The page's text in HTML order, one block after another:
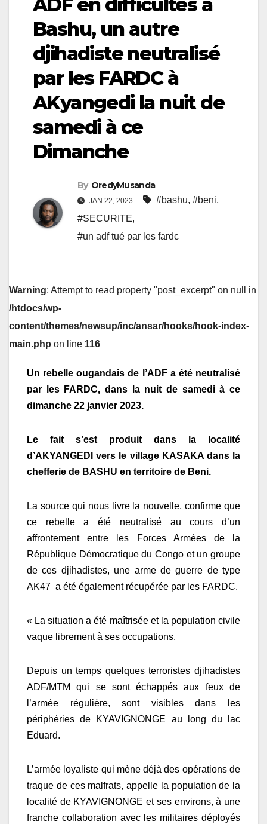
Bashu, un autre
djihadiste neutralisé
par les FARDC à
AKyangedi la nuit de
samedi à ce
Dimanche
By OredyMusanda
JAN 22, 2023 #bashu, #beni,
#SECURITE,
#un adf tué par les fardc
Warning: Attempt to read property "post_excerpt" on null in
/htdocs/wp-
content/themes/newsup/inc/ansar/hooks/hook-index-
main.php on line 116
Un rebelle ougandais de l’ADF a été neutralisé
par les FARDC, dans la nuit de samedi à ce
dimanche 22 janvier 2023.
Le fait s’est produit dans la localité
d’AKYANGEDI vers le village KASAKA dans la
chefferie de BASHU en territoire de Beni.
La source qui nous livre la nouvelle, confirme que
ce rebelle a été neutralisé au cours d’un
affrontement entre les Forces Armées de la
République Démocratique du Congo et un groupe
de ces djihadistes, une arme de guerre de type
AK47 a été également récupérée par les FARDC.
« La situation a été maîtrisée et la population civile
vaque librement à ses occupations.
Depuis un temps quelques terroristes djihadistes
ADF/MTM qui se sont échappés aux feux de
l’armée régulière, sont visibles dans les
périphéries de KYAVIGNONGE au long du lac
Eduard.
L’armée loyaliste qui mène déjà des opérations de
traque de ces malfrats, appelle la population de la
localité de KYAVIGNONGE et ses environs, à une
franche collaboration avec les militaires déployés